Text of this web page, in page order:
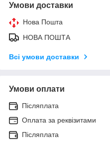
Умови доставки
Нова Пошта
НОВА ПОШТА
Всі умови доставки
Умови оплати
Післяплата
Оплата за реквізитами
Післяплата